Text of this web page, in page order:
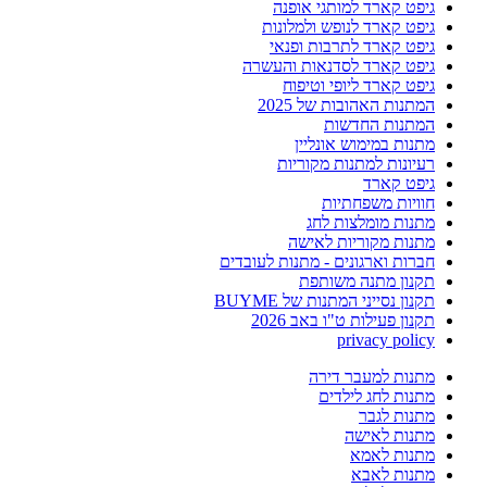
גיפט קארד למותגי אופנה
גיפט קארד לנופש ולמלונות
גיפט קארד לתרבות ופנאי
גיפט קארד לסדנאות והעשרה
גיפט קארד ליופי וטיפוח
המתנות האהובות של 2025
המתנות החדשות
מתנות במימוש אונליין
רעיונות למתנות מקוריות
גיפט קארד
חוויות משפחתיות
מתנות מומלצות לחג
מתנות מקוריות לאישה
חברות וארגונים - מתנות לעובדים
תקנון מתנה משותפת
תקנון נסייני המתנות של BUYME
תקנון פעילות ט"ו באב 2026
privacy policy
מתנות למעבר דירה
מתנות לחג לילדים
מתנות לגבר
מתנות לאישה
מתנות לאמא
מתנות לאבא